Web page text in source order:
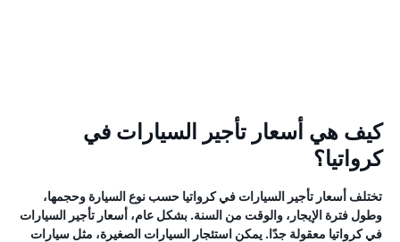
كيف هي أسعار تأجير السيارات في
كرواتيا؟
تختلف أسعار تأجير السيارات في كرواتيا حسب نوع السيارة وحجمها،
وطول فترة الإيجار، والوقت من السنة. بشكل عام، أسعار تأجير السيارات
في كرواتيا معقولة جدًا. يمكن استئجار السيارات الصغيرة، مثل سيارات